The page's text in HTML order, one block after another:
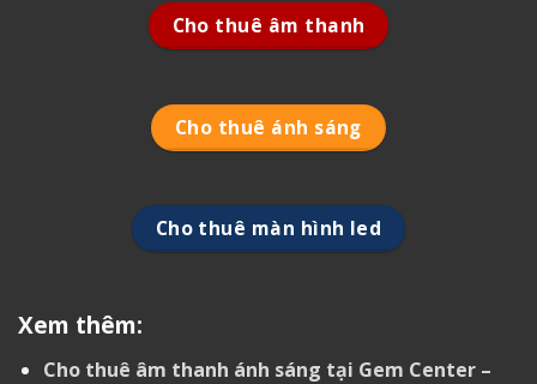
Cho thuê âm thanh
Cho thuê ánh sáng
Cho thuê màn hình led
Xem thêm:
Cho thuê âm thanh ánh sáng tại Gem Center –